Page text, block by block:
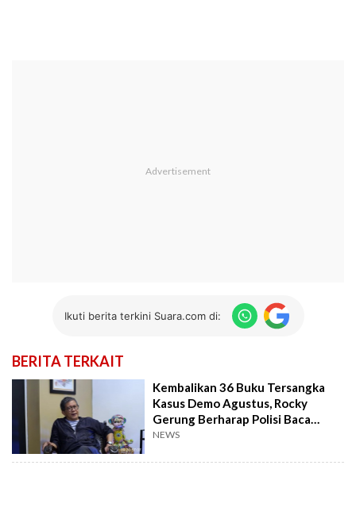
Ikuti berita terkini Suara.com di:
BERITA TERKAIT
Kembalikan 36 Buku Tersangka
Kasus Demo Agustus, Rocky
Gerung Berharap Polisi Baca
Isinya, Mengapa?
NEWS